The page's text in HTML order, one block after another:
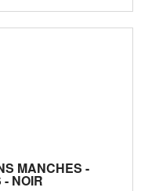
MANCHES -
NOIR